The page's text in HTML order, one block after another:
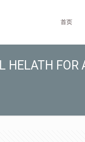
首页
HELATH FOR